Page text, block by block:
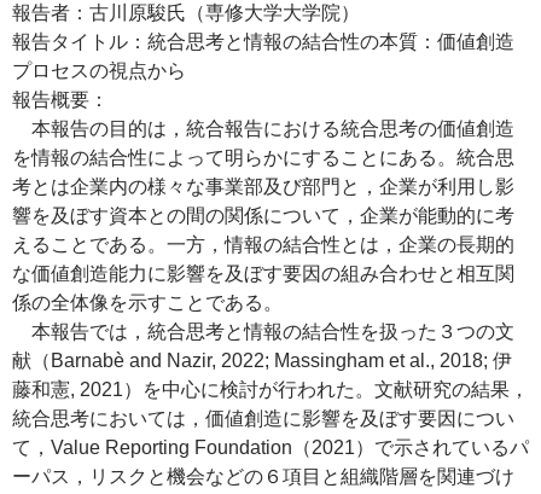
報告者：古川原駿氏（専修大学大学院）
報告タイトル：統合思考と情報の結合性の本質：価値創造
プロセスの視点から
報告概要：
本報告の目的は，統合報告における統合思考の価値創造
を情報の結合性によって明らかにすることにある。統合思
考とは企業内の様々な事業部及び部門と，企業が利用し影
響を及ぼす資本との間の関係について，企業が能動的に考
えることである。一方，情報の結合性とは，企業の長期的
な価値創造能力に影響を及ぼす要因の組み合わせと相互関
係の全体像を示すことである。
本報告では，統合思考と情報の結合性を扱った３つの文
献（Barnabè and Nazir, 2022; Massingham et al., 2018; 伊
藤和憲, 2021）を中心に検討が行われた。文献研究の結果，
統合思考においては，価値創造に影響を及ぼす要因につい
て，Value Reporting Foundation（2021）で示されているパ
ーパス，リスクと機会などの６項目と組織階層を関連づけ